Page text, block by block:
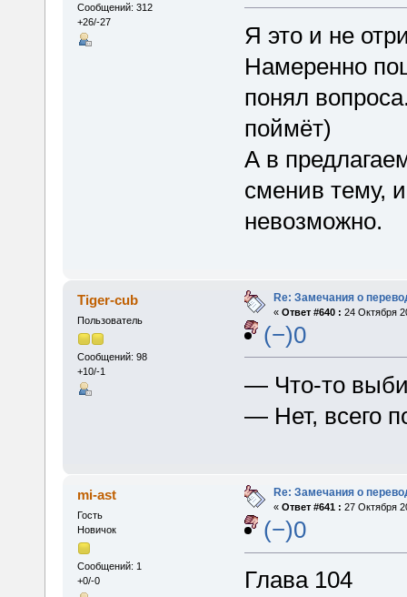
Сообщений: 312
+26/-27
Я это и не
Намеренно
понял
поймёт)
А в
сменив тему,
невозможно.
Tiger-cub
Пользователь
Сообщений: 98
+10/-1
Re: Замечания о
« Ответ #640 : 24 Октября
(−)0
— Что-то
— Нет, всего
mi-ast
Гость
Новичок
Сообщений: 1
+0/-0
Re: Замечания о
« Ответ #641 : 27 Октября
(−)0
Глава 104